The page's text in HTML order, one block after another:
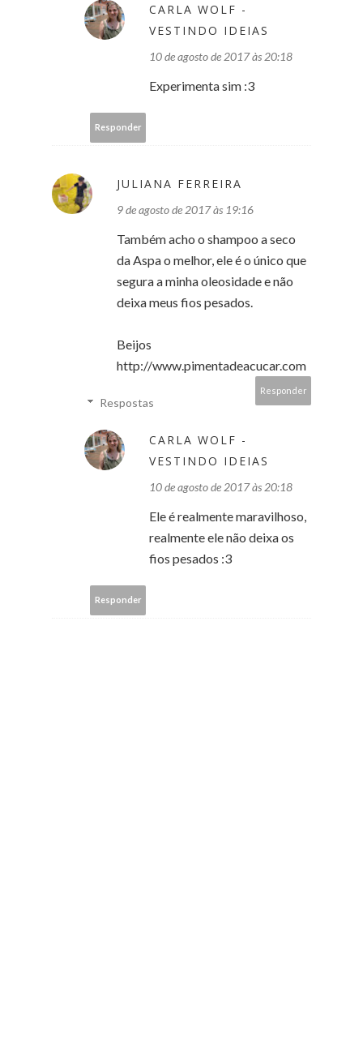
CARLA WOLF -
VESTINDO IDEIAS
10 de agosto de 2017 às 20:18
Experimenta sim :3
Responder
JULIANA FERREIRA
9 de agosto de 2017 às 19:16
Também acho o shampoo a seco
da Aspa o melhor, ele é o único que
segura a minha oleosidade e não
deixa meus fios pesados.
Beijos
http://www.pimentadeacucar.com
Responder
Respostas
CARLA WOLF -
VESTINDO IDEIAS
10 de agosto de 2017 às 20:18
Ele é realmente maravilhoso,
realmente ele não deixa os
fios pesados :3
Responder